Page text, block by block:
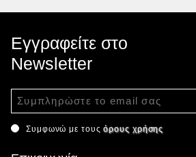
Εγγραφείτε στο
Newsletter
Συμφωνώ με τουςόρους χρήσης